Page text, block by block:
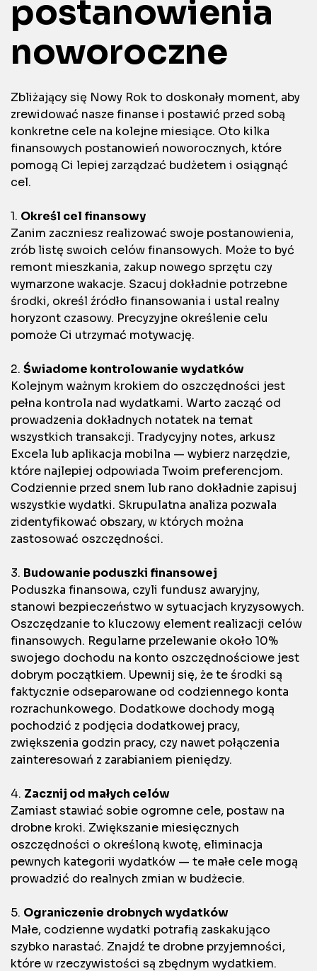
postanowienia
noworoczne
Zbliżający się Nowy Rok to doskonały moment, aby
zrewidować nasze finanse i postawić przed sobą
konkretne cele na kolejne miesiące. Oto kilka
finansowych postanowień noworocznych, które
pomogą Ci lepiej zarządzać budżetem i osiągnąć
cel.
1. Określ cel finansowy
Zanim zaczniesz realizować swoje postanowienia,
zrób listę swoich celów finansowych. Może to być
remont mieszkania, zakup nowego sprzętu czy
wymarzone wakacje. Szacuj dokładnie potrzebne
środki, określ źródło finansowania i ustal realny
horyzont czasowy. Precyzyjne określenie celu
pomoże Ci utrzymać motywację.
2. Świadome kontrolowanie wydatków
Kolejnym ważnym krokiem do oszczędności jest
pełna kontrola nad wydatkami. Warto zacząć od
prowadzenia dokładnych notatek na temat
wszystkich transakcji. Tradycyjny notes, arkusz
Excela lub aplikacja mobilna — wybierz narzędzie,
które najlepiej odpowiada Twoim preferencjom.
Codziennie przed snem lub rano dokładnie zapisuj
wszystkie wydatki. Skrupulatna analiza pozwala
zidentyfikować obszary, w których można
zastosować oszczędności.
3. Budowanie poduszki finansowej
Poduszka finansowa, czyli fundusz awaryjny,
stanowi bezpieczeństwo w sytuacjach kryzysowych.
Oszczędzanie to kluczowy element realizacji celów
finansowych. Regularne przelewanie około 10%
swojego dochodu na konto oszczędnościowe jest
dobrym początkiem. Upewnij się, że te środki są
faktycznie odseparowane od codziennego konta
rozrachunkowego. Dodatkowe dochody mogą
pochodzić z podjęcia dodatkowej pracy,
zwiększenia godzin pracy, czy nawet połączenia
zainteresowań z zarabianiem pieniędzy.
4. Zacznij od małych celów
Zamiast stawiać sobie ogromne cele, postaw na
drobne kroki. Zwiększanie miesięcznych
oszczędności o określoną kwotę, eliminacja
pewnych kategorii wydatków — te małe cele mogą
prowadzić do realnych zmian w budżecie.
5. Ograniczenie drobnych wydatków
Małe, codzienne wydatki potrafią zaskakująco
szybko narastać. Znajdź te drobne przyjemności,
które w rzeczywistości są zbędnym wydatkiem.